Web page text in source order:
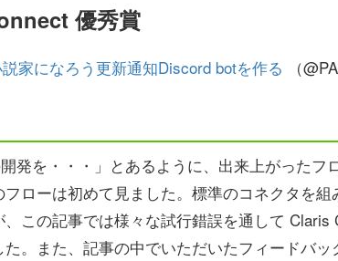
優秀賞
家になろう更新通知Discord botを作る （
開発を・・・」とあるように、出来上がったフ
ローは初めて見ました。標準のコネクタを
この記事では様々な試行錯誤を通して
た。また、記事の中でいただいたフィードバ